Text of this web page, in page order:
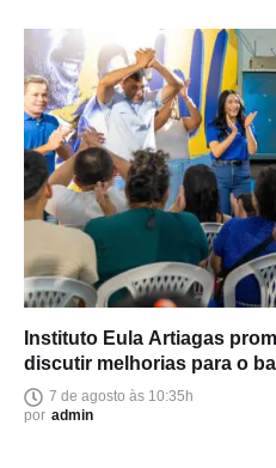
Instituto Eula Artiagas
discutir melhorias para o
7 de agosto às 10:35h
por admin